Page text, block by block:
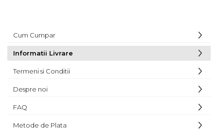
Cum Cumpar
Informatii Livrare
Termeni si Conditii
Despre noi
FAQ
Metode de Plata